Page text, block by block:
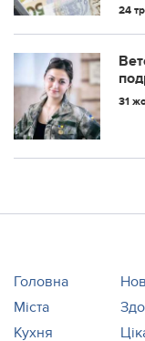
24
31
Головна
Міста
Кухня